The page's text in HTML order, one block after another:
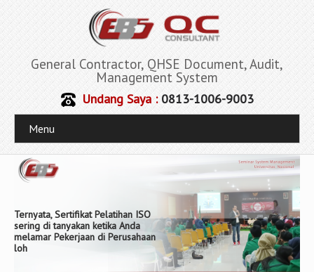
General Contractor, QHSE Document, Audit,
Management System
Undang Saya :0813-1006-9003
Menu
General Contractor, QHSE
Document, Audit, Management
System